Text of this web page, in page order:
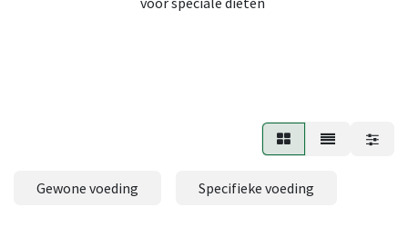
Gewone voeding Specifieke voeding